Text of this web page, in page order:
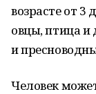
возрасте от 3
овцы, птица и
и
Человек